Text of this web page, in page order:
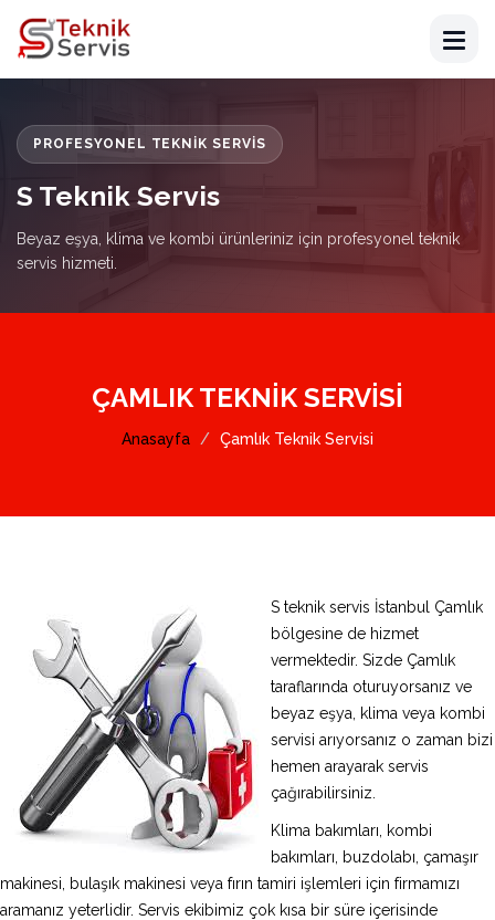
PROFESYONEL TEKNIK SERVIS
S Teknik Servis
Beyaz eşya, klima ve kombi ürünleriniz için profesyonel teknik
servis hizmeti.
ÇAMLIK TEKNIK SERVISI
Anasayfa Çamlık Teknik Servisi
S teknik servis İstanbul Çamlık
bölgesine de hizmet
vermektedir. Sizde Çamlık
taraflarında oturuyorsanız ve
beyaz eşya, klima veya kombi
servisi arıyorsanız o zaman bizi
hemen arayarak servis
çağırabilirsiniz.
Klima bakımları, kombi
bakımları, buzdolabı, çamaşır
makinesi, bulaşık makinesi veya fırın tamiri işlemleri için firmamızı
aramanız yeterlidir. Servis ekibimiz çok kısa bir süre içerisinde